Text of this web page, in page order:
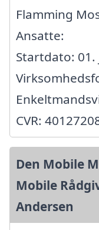
Flamming
Ansatte:
Startdato: 01.
CVR:
Den Mobile
Mobile
Andersen